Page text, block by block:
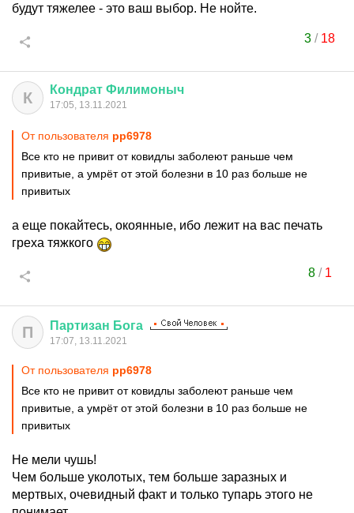
будут тяжелее - это ваш выбор. Не нойте.
3 / 18
К Кондрат Филимоныч
17:05, 13.11.2021
От пользователя pp6978
Все кто не привит от ковидлы заболеют раньше чем
привитые, а умрёт от этой болезни в 10 раз больше не
привитых
а еще покайтесь, окоянные, ибо лежит на вас печать
греха тяжкого
8/ 1
П Партизан Бога
17:07, 13.11.2021
От пользователя pp6978
Все кто не привит от ковидлы заболеют раньше чем
привитые, а умрёт от этой болезни в 10 раз больше не
привитых
Не мели чушь!
Чем больше уколотых, тем больше заразных и
мертвых, очевидный факт и только тупарь этого не